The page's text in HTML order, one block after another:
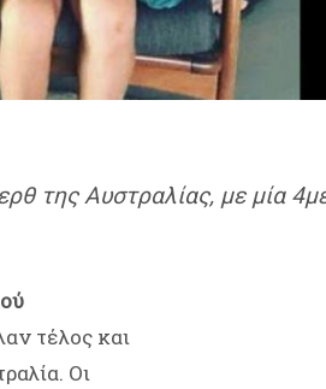
της Αυστραλίας, με μία
τέλος και
Οι